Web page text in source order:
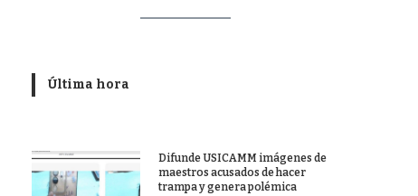
Última hora
Difunde USICAMM imágenes de
maestros acusados de hacer
trampa y genera polémica